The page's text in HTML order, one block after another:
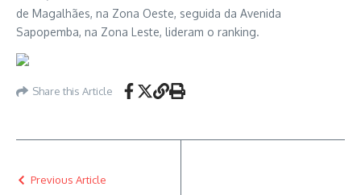
de Magalhães, na Zona Oeste, seguida da Avenida
Sapopemba, na Zona Leste, lideram o ranking.
Share this Article
Previous Article